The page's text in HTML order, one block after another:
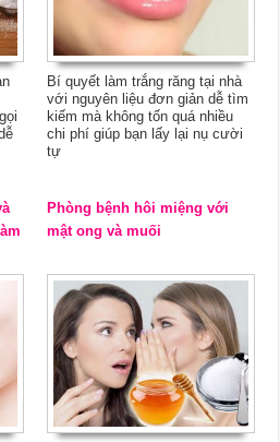
Bí quyết làm trắng răng tại nhà
với nguyên liệu đơn giản dễ tìm
kiếm mà không tốn quá nhiều
chi phí giúp bạn lấy lại nụ cười
tự
Phòng bệnh hôi miệng với
mật ong và muối